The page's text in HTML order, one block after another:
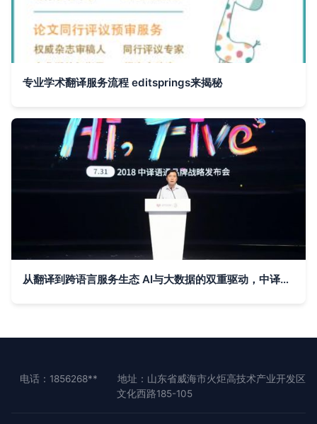
专业学术翻译服务流程 editsprings来揭秘
从翻译到跨语言服务生态 AI与大数据的双重驱动，中译语通实力领跑
电话：1856268**
地址：山东省威海市火炬高技术产业开发区
文化西路185-105